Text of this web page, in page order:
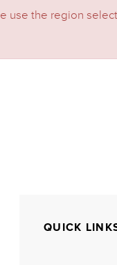
use the region
QUICK